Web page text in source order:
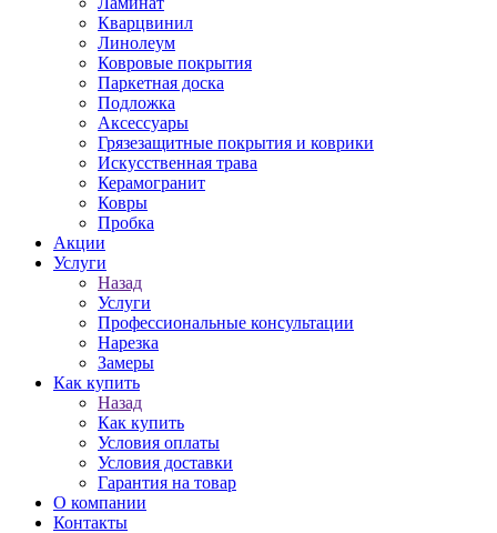
Кварцвинил
Линолеум
Ковровые покрытия
Паркетная доска
Подложка
Аксессуары
Грязезащитные покрытия и коврики
Искусственная трава
Керамогранит
Ковры
Пробка
Акции
Услуги
Назад
Услуги
Профессиональные консультации
Нарезка
Замеры
Как купить
Назад
Как купить
Условия оплаты
Условия доставки
Гарантия на товар
О компании
Контакты